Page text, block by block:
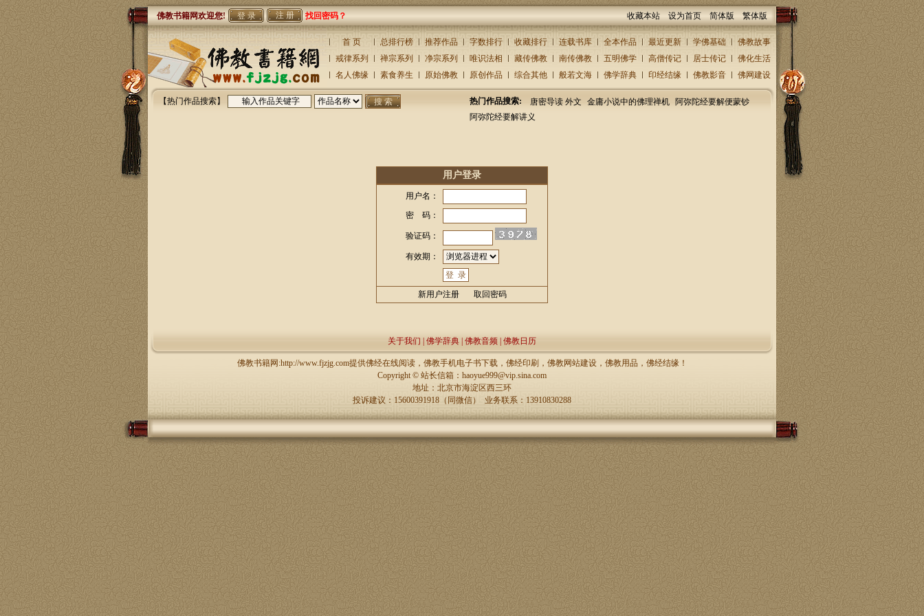
佛教书籍网欢迎您! 注 册 找回密码？ 收藏本站 设为首页 简体版 繁体版
首 页 总排行榜 推荐作品 字数排行 收藏排行 连载书库 全本作品 最近更新 学佛基础
佛教故事
戒律系列
禅宗系列 净宗系列 唯识法相 藏传佛教 南传佛教 五明佛学 高僧传记 居士传记
佛化生活
名人佛缘
素食养生 原始佛教 原创作品 综合其他 般若文海 佛学辞典 印经结缘 佛教影音 佛网建设
【热门作品搜索】 热门作品搜索: 唐密导读 外文 金庸小说中的佛理禅机
阿弥陀经要解便蒙钞
阿弥陀经要解讲义
用户登录
用户名：
密 码：
验证码：
有效期：
新用户注册 取回密码
关于我们 佛学辞典 佛教音频 佛教日历
佛教书籍网:http://www.fjzjg.com提供佛经在线阅读，佛教手机电子书下载，佛经印刷，佛教网站建设，佛教用品，佛经结缘！
Copyright © 站长信箱：haoyue999@vip.sina.com
地址：北京市海淀区西三环
投诉建议：15600391918（同微信） 业务联系：13910830288